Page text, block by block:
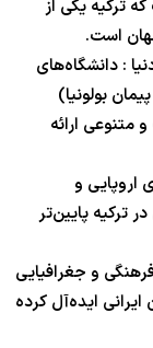
ترکیه یکی از
است.
: دانشگاه‌های
بولونیا)
متنوعی ارائه
اروپایی و
ترکیه پایین‌تر
و جغرافیایی
ایرانی ایده‌آل کرده